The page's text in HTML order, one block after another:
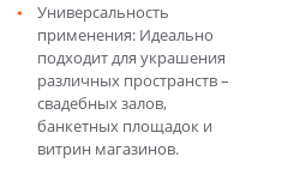
Универсальность
применения: Идеально
подходит для украшения
различных пространств –
свадебных залов,
банкетных площадок и
витрин магазинов.